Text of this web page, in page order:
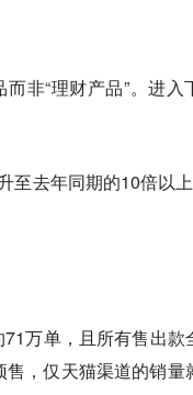
非“理财产品”。进入
至去年同期的10倍以
万单，且所有售出款
，仅天猫渠道的销量